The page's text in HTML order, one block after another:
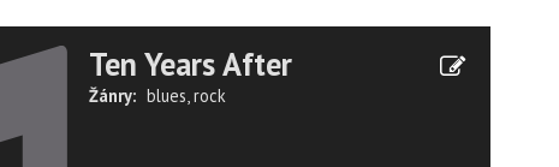
Ten Years After
Žánry: blues,rock